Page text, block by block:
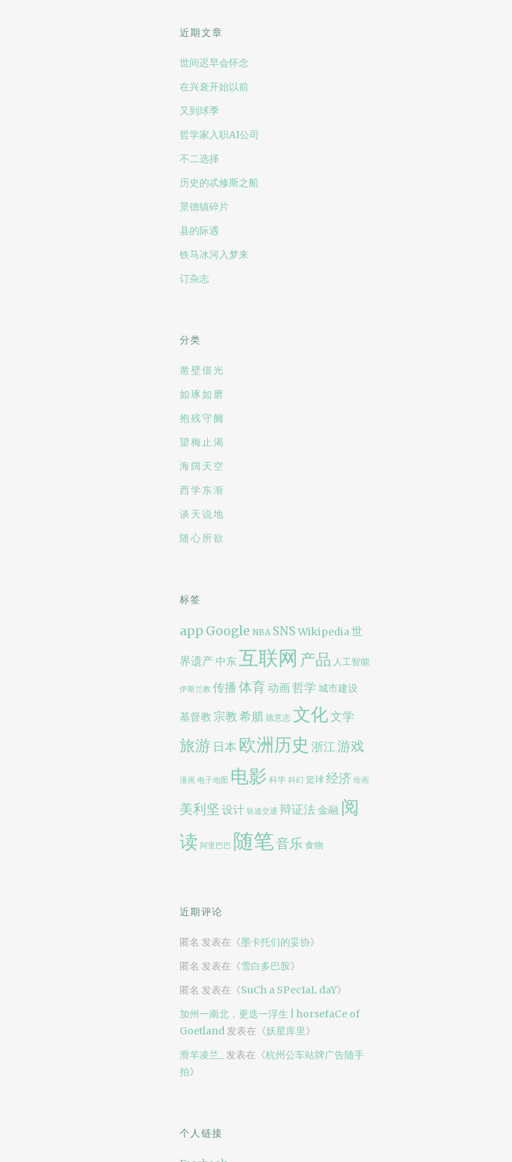
近期文章
世间迟早会怀念
在兴衰开始以前
又到球季
哲学家入职AI公司
不二选择
历史的忒修斯之船
景德镇碎片
县的际遇
铁马冰河入梦来
订杂志
分类
凿壁借光
如琢如磨
抱残守阙
望梅止渴
海阔天空
西学东渐
谈天说地
随心所欲
标签
app Google NBA SNS Wikipedia世
界遗产 中东互联网 产品 人工智能
伊斯兰教 传播体育 动画哲学 城市建设
基督教 宗教希腊 德意志 文化文学
旅游 日本 欧洲历史 浙江游戏
漫画 电子地图 电影 科学 科幻 篮球 经济 绘画
美利坚 设计 轨道交通 辩证法金融 阅
读 阿里巴巴 随笔音乐 食物
近期评论
匿名 发表在《墨卡托们的妥协》
匿名 发表在《雪白多巴胺》
匿名 发表在《SuCh a SPecIaL daY》
加州一南北，更迭一浮生 | horsefaCe of
Goetland发表在《妖星库里》
滑羊凌兰_
发表在《杭州公车站牌广告随手
拍》
个人链接